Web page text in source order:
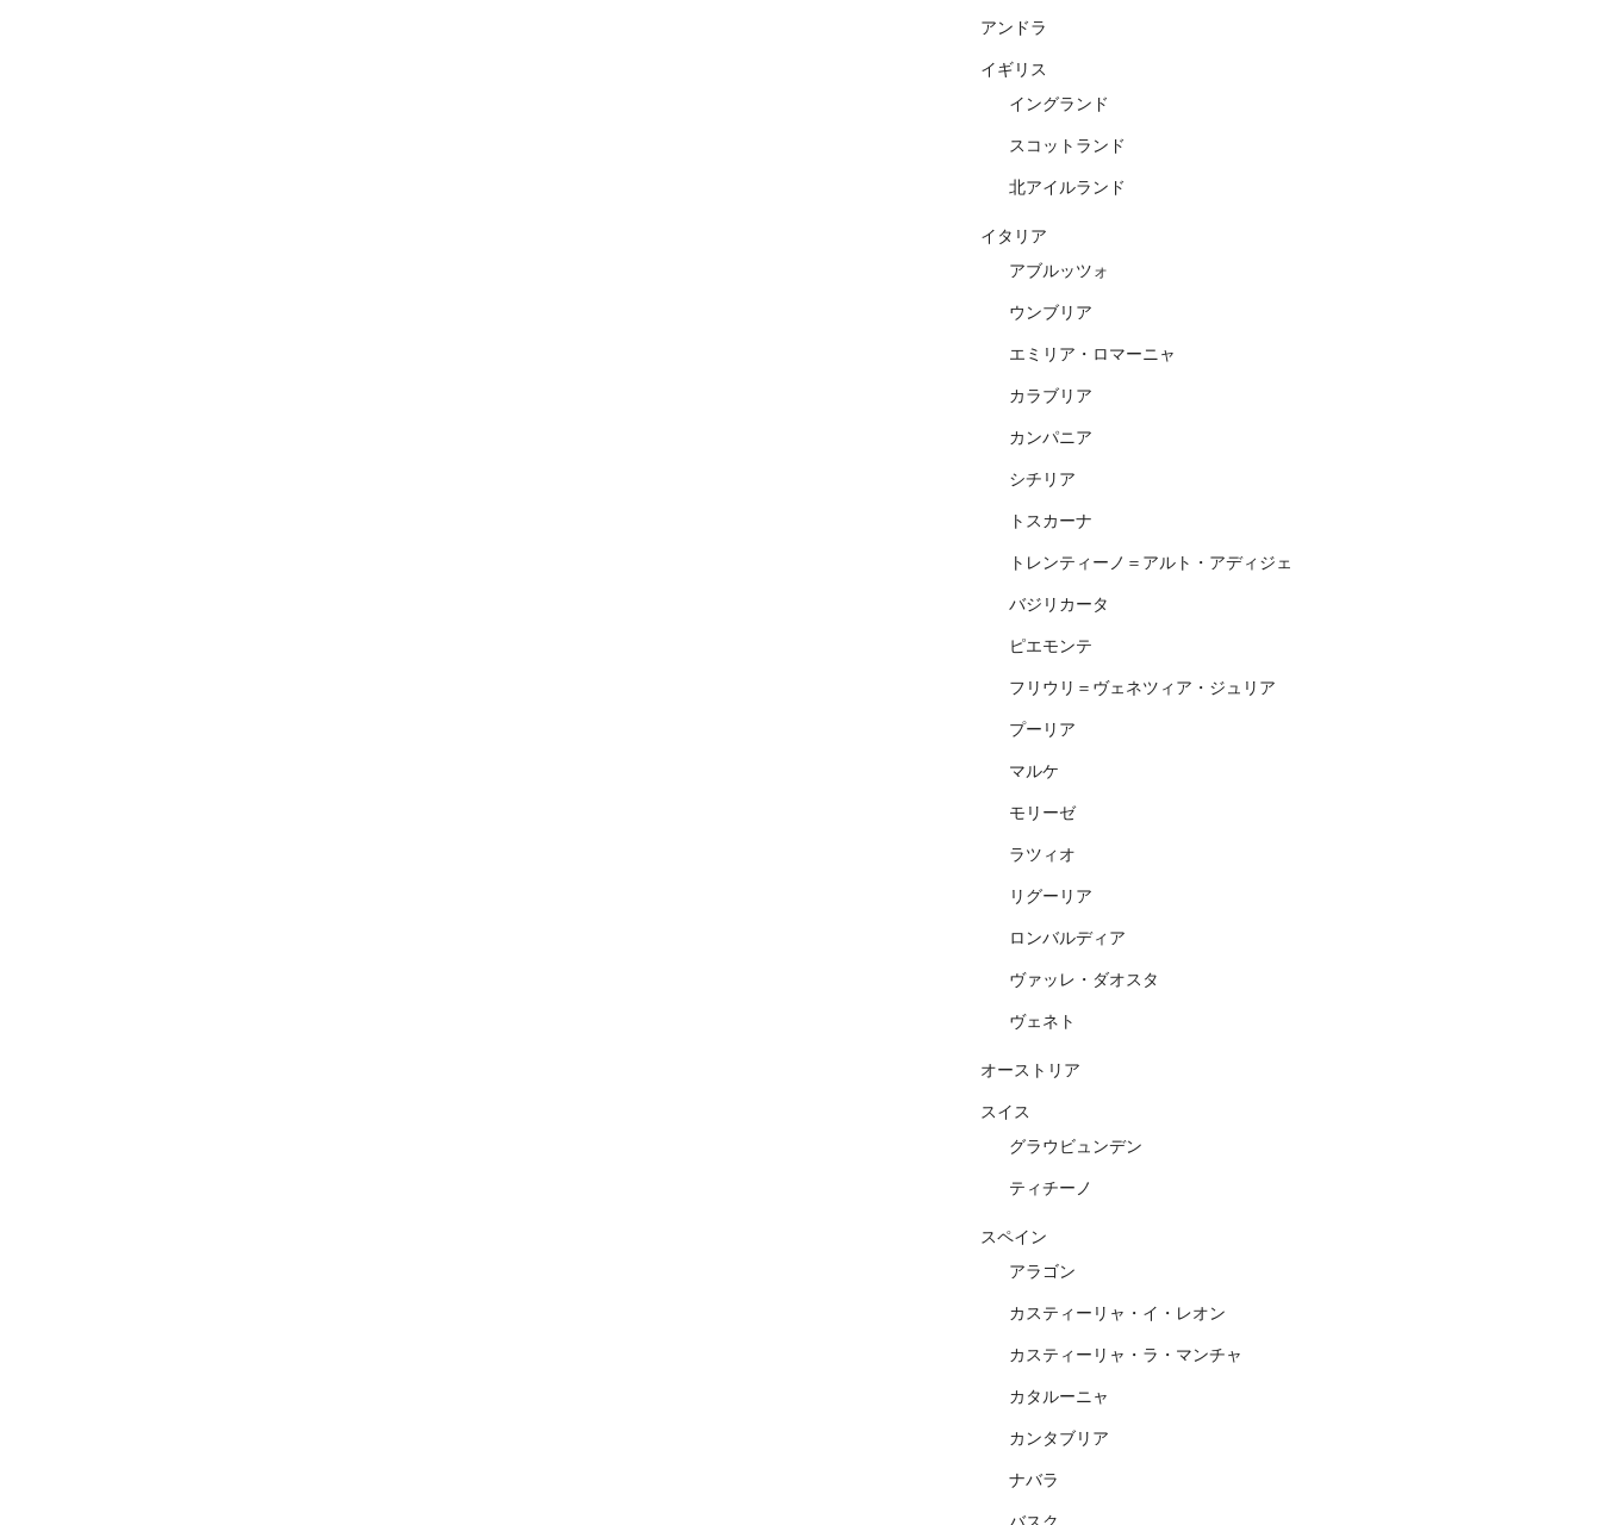
アンドラ
イギリス
イングランド
スコットランド
北アイルランド
イタリア
アブルッツォ
ウンブリア
エミリア・ロマーニャ
カラブリア
カンパニア
シチリア
トスカーナ
トレンティーノ＝アルト・アディジェ
バジリカータ
ピエモンテ
フリウリ＝ヴェネツィア・ジュリア
プーリア
マルケ
モリーゼ
ラツィオ
リグーリア
ロンバルディア
ヴァッレ・ダオスタ
ヴェネト
オーストリア
スイス
グラウビュンデン
ティチーノ
スペイン
アラゴン
カスティーリャ・イ・レオン
カスティーリャ・ラ・マンチャ
カタルーニャ
カンタブリア
ナバラ